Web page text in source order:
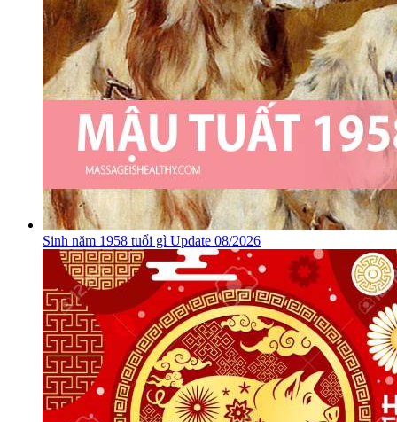
Sinh năm 1958 tuổi gì Update 08/2026